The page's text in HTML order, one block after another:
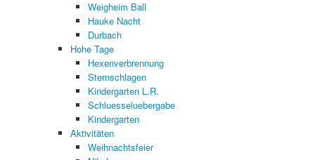
Weigheim Ball
Hauke Nacht
Durbach
Hohe Tage
Hexenverbrennung
Sternschlagen
Kindergarten L.R.
Schluesseluebergabe
Kindergarten
Aktivitäten
Weihnachtsfeier